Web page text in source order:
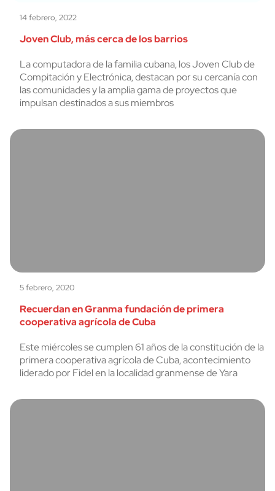
14 febrero, 2022
Joven Club, más cerca de los barrios
La computadora de la familia cubana, los Joven Club de
Compitación y Electrónica, destacan por su cercanía con
las comunidades y la amplia gama de proyectos que
impulsan destinados a sus miembros
5 febrero, 2020
Recuerdan en Granma fundación de primera
cooperativa agrícola de Cuba
Este miércoles se cumplen 61 años de la constitución de la
primera cooperativa agrícola de Cuba, acontecimiento
liderado por Fidel en la localidad granmense de Yara